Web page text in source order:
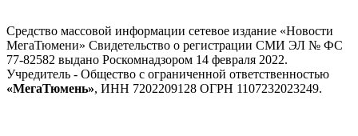
Средство массовой информации сетевое издание «Новости
МегаТюмени» Свидетельство о регистрации СМИ ЭЛ № ФС
77-82582 выдано Роскомнадзором 14 февраля 2022.
Учредитель - Общество с ограниченной ответственностью
«МегаТюмень», ИНН 7202209128 ОГРН 1107232023249.